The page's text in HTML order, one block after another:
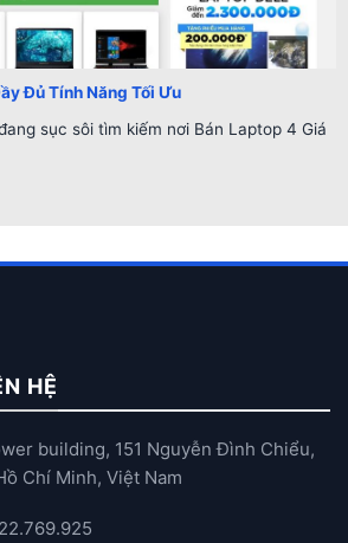
Đủ Tính Năng Tối Ưu
sục sôi tìm kiếm nơi Bán Laptop 4 Giá
HỆ
building, 151 Nguyễn Đình Chiểu,
Chí Minh, Việt Nam